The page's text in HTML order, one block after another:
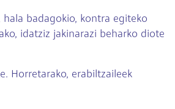
badagokio, kontra egiteko
idatziz jakinarazi beharko diote
Horretarako, erabiltzaileek